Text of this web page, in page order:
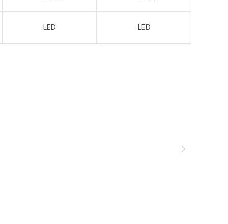
LED LED